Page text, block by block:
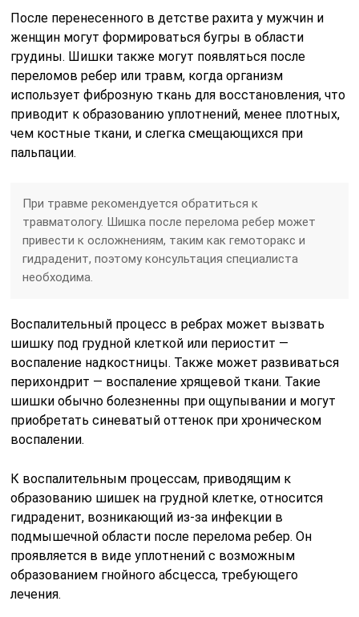
После перенесенного в детстве рахита у мужчин и
женщин могут формироваться бугры в области
грудины. Шишки также могут появляться после
переломов ребер или травм, когда организм
использует фиброзную ткань для восстановления, что
приводит к образованию уплотнений, менее плотных,
чем костные ткани, и слегка смещающихся при
пальпации.
При травме рекомендуется обратиться к
травматологу. Шишка после перелома ребер может
привести к осложнениям, таким как гемоторакс и
гидраденит, поэтому консультация специалиста
необходима.
Воспалительный процесс в ребрах может вызвать
шишку под грудной клеткой или периостит —
воспаление надкостницы. Также может развиваться
перихондрит — воспаление хрящевой ткани. Такие
шишки обычно болезненны при ощупывании и могут
приобретать синеватый оттенок при хроническом
воспалении.
К воспалительным процессам, приводящим к
образованию шишек на грудной клетке, относится
гидраденит, возникающий из-за инфекции в
подмышечной области после перелома ребер. Он
проявляется в виде уплотнений с возможным
образованием гнойного абсцесса, требующего
лечения.